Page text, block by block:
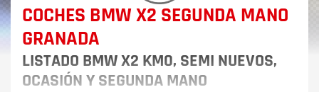
COCHES BMW X2 SEGUNDA MANO
GRANADA
LISTADO BMW X2 KM0, SEMI NUEVOS,
OCASIÓN Y SEGUNDA MANO